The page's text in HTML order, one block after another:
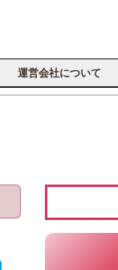
運営会社について